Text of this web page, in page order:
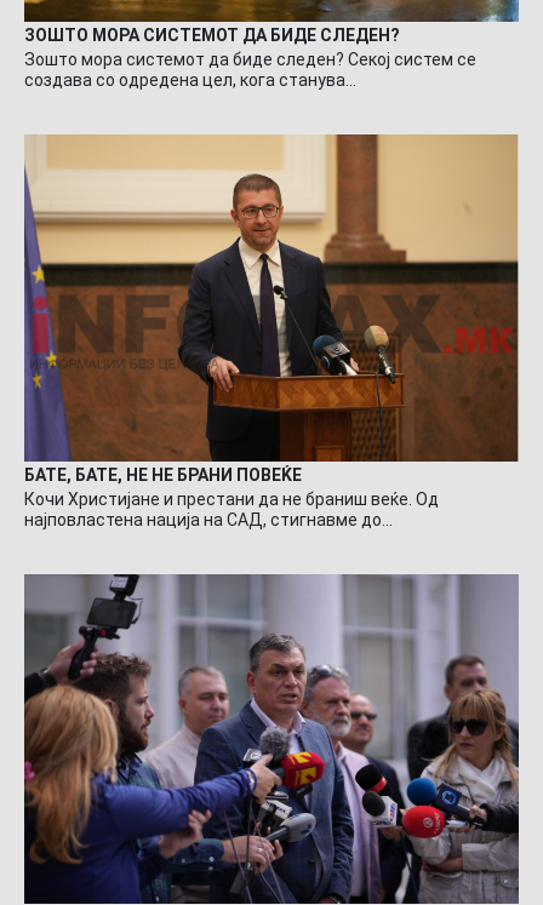
ЗОШТО МОРА СИСТЕМОТ ДА БИДЕ СЛЕДЕН?
Зошто мора системот да биде следен? Секој систем се
создава со одредена цел, кога станува…
БАТЕ, БАТЕ, НЕ НЕ БРАНИ ПОВЕЌЕ
Кочи Христијане и престани да не браниш веќе. Од
најповластена нација на САД, стигнавме до…